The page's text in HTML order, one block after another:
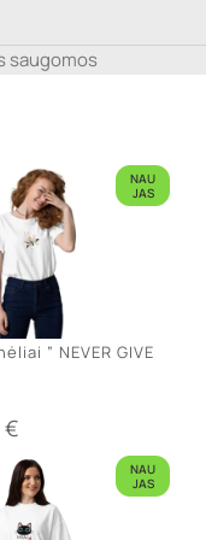
saugomos
NAU
JAS
” NEVER GIVE
€
NAU
JAS